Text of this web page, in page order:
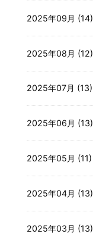
2025年09月 (14)
2025年08月 (12)
2025年07月 (13)
2025年06月 (13)
2025年05月 (11)
2025年04月 (13)
2025年03月 (13)